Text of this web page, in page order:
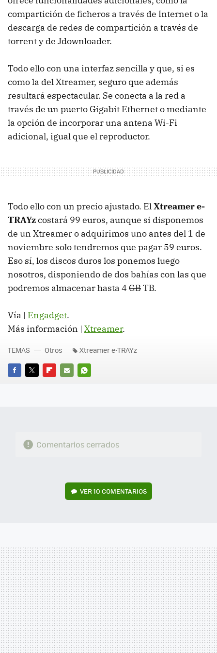
compartición de ficheros a través de Internet o la
descarga de redes de compartición a través de
torrent y de Jdownloader.
Todo ello con una interfaz sencilla y que, si es
como la del Xtreamer, seguro que además
resultará espectacular. Se conecta a la red a
través de un puerto Gigabit Ethernet o mediante
la opción de incorporar una antena Wi-Fi
adicional, igual que el reproductor.
Todo ello con un precio ajustado. ElXtreamer e-
TRAYzcostará 99 euros, aunque si disponemos
de un Xtreamer o adquirimos uno antes del 1 de
noviembre solo tendremos que pagar 59 euros.
Eso sí, los discos duros los ponemos luego
nosotros, disponiendo de dos bahías con las que
podremos almacenar hasta 4 GBTB.
Vía | Engadget.
Más información | Xtreamer.
FACEBOOK
TWITTERFLIPBOARD
E-
WHATSAPP
TEMAS Otros Xtreamer e-TRAYz
Comentarios cerrados
VER10 COMENTARIOS